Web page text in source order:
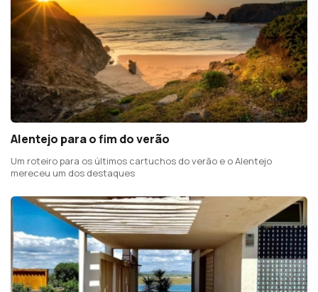
Alentejo para o fim do verão
Um roteiro para os últimos cartuchos do verão e o Alentejo
mereceu um dos destaques